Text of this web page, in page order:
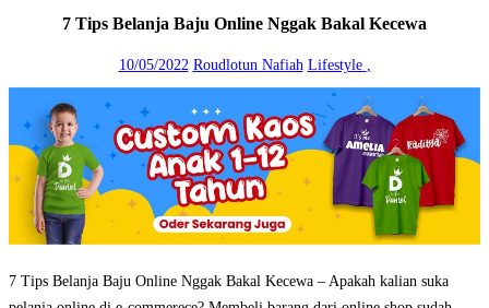
7 Tips Belanja Baju Online Nggak Bakal Kecewa
10/05/2022 Roudlotun Nafiah Lifestyle
7 Tips Belanja Baju Online Nggak Bakal Kecewa – Apakah kalian suka